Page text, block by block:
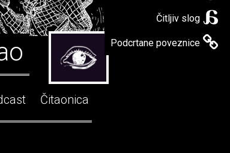
Čitljiv slog
Podcrtane poveznice
Čitaonica